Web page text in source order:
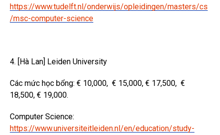
https://www.tudelft.nl/onderwijs/opleidingen/masters/cs
/msc-computer-science
4. [Hà Lan] Leiden University
Các mức học bổng: € 10,000, € 15,000, € 17,500, €
18,500, € 19,000.
Computer Science:
https://www.universiteitleiden.nl/en/education/study-